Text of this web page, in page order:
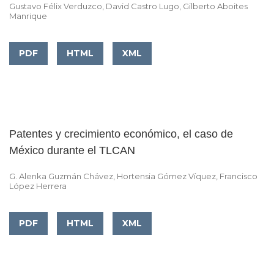
Gustavo Félix Verduzco, David Castro Lugo, Gilberto Aboites
Manrique
PDF HTML XML
Patentes y crecimiento económico, el caso de
México durante el TLCAN
G. Alenka Guzmán Chávez, Hortensia Gómez Víquez, Francisco
López Herrera
PDF HTML XML